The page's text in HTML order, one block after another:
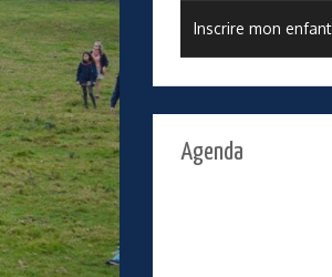
Inscrire mon enfant
Agenda